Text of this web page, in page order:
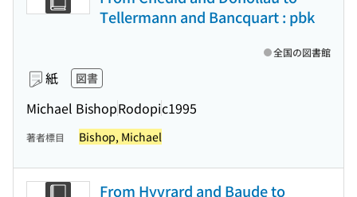
Tellermann and Bancquart : pbk
紙 図書
Michael BishopRodopic1995
全国の図書館
著者標目 Bishop, Michael
From Hyvrard and Baude to